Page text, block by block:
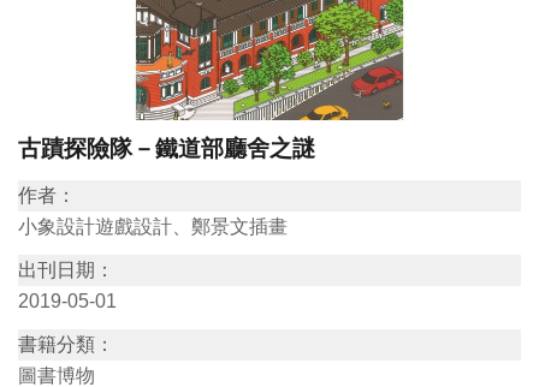
展
覽
資
訊
教
育
古蹟探險隊－鐵道部廳舍之謎
作者：
小象設計遊戲設計、鄭景文插畫
出刊日期：
2019-05-01
書籍分類：
圖書博物